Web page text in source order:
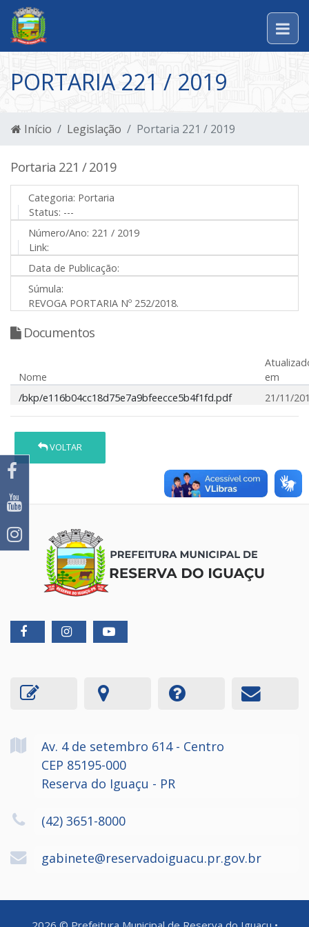
PORTARIA 221 / 2019
Início Legislação Portaria 221 / 2019
Portaria 221 / 2019
Categoria: Portaria
Status: ---
Número/Ano: 221 / 2019
Link:
Data de Publicação:
Súmula:
REVOGA PORTARIA Nº 252/2018.
Documentos
Nome
em
/bkp/e116b04cc18d75e7a9bfeecce5b4f1fd.pdf
21/11/
VOLTAR
Av. 4 de setembro 614 - Centro
CEP 85195-000
Reserva do Iguaçu - PR
(42) 3651-8000
gabinete@reservadoiguacu.pr.gov.br